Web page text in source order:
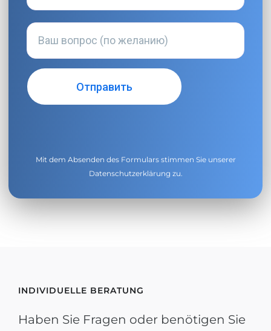
Mit dem Absenden des Formulars stimmen Sie unserer
Datenschutzerklärung zu.
INDIVIDUELLE BERATUNG
Haben Sie Fragen oder benötigen Sie